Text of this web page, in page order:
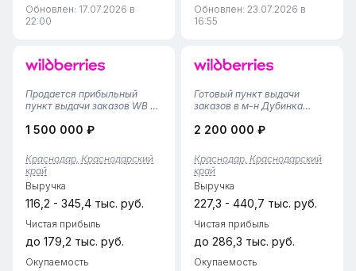
Обновлен: 17.07.2026 в
22:00
Обновлен: 23.07.2026 в
16:55
Продается прибыльный
пункт выдачи заказов WB в
район• Площадь помещения
грамотно организованная
зона хранения и выдачи
заказов. Большая площадь
позволяет к...
1 500 000 ₽
Краснодар, Краснодарский
край
Выручка
116,2 - 345,4 тыс. руб.
Чистая прибыль
до 179,2 тыс. руб.
Окупаемость
Готовый пункт выдачи
заказов в м-н Дубинка
стартует завтра!Что вы
Слаженная команда: 2
сотрудника, готовых
остаться. Все процессы
отлажены. Прозрачные
условия:...
2 200 000 ₽
Краснодар, Краснодарский
край
Выручка
227,3 - 440,7 тыс. руб.
Чистая прибыль
до 286,3 тыс. руб.
Окупаемость